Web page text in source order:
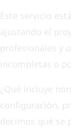
Este servicio
ajustando el
profesionales y
incompletas o
¿Qué incluye
configuración,
decimos qué se